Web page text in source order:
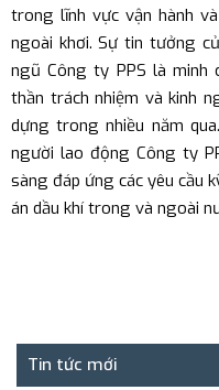
trong lĩnh vực vận hành
ngoài khơi. Sự tin tưởng
ngũ Công ty PPS là minh
thần trách nhiệm và kinh
dựng trong nhiều năm
người lao động Công ty
sàng đáp ứng các yêu cầu
án dầu khí trong và ngoài
Tin tức mới